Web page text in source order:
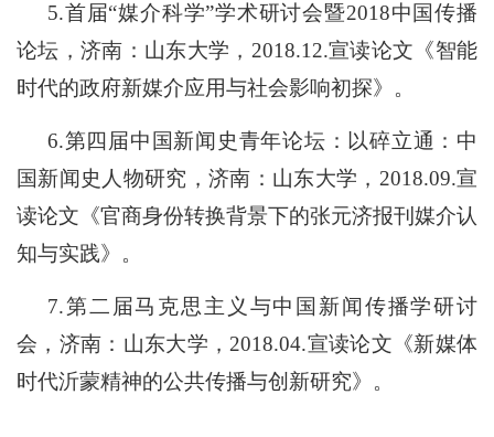
5.首届“媒介科学”学术研讨会暨2018中国传播
论坛，济南：山东大学，2018.12.宣读论文《智能
时代的政府新媒介应用与社会影响初探》。
6.第四届中国新闻史青年论坛：以碎立通：中
国新闻史人物研究，济南：山东大学， 2018.09.宣
读论文《官商身份转换背景下的张元济报刊媒介认
知与实践》。
7.第二届马克思主义与中国新闻传播学研讨
会，济南：山东大学， 2018.04.宣读论文《新媒体
时代沂蒙精神的公共传播与创新研究》。